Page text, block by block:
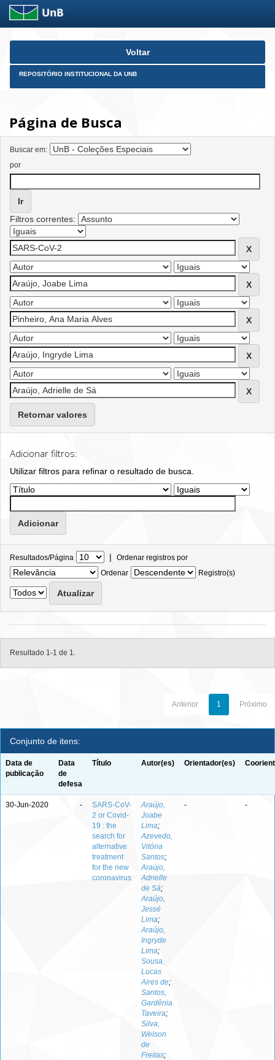
Skip
Voltar
REPOSITÓRIO INSTITUCIONAL DA UNB
Página de Busca
Buscar em:
por
Filtros correntes:
Retornar valores
Adicionar filtros:
Utilizar filtros para refinar o resultado de busca.
Resultados/Página | Ordenar registros por
Ordenar
Registro(s)
Resultado 1-1 de 1.
Anterior 1 Próximo
Conjunto de itens:
Data de
publicação
Data
de
defesa
Título Autor(es) Orientador(es)
30-Jun-2020 -
SARS-CoV-
2 or Covid-
19 : the
search for
alternative
treatment
for the new
coronavirus
Araújo,
Joabe
Lima;
Azevedo,
Vitória
Santos;
Araújo,
Adrielle
de Sá;
Araújo,
Jessé
Lima;
Araújo,
Ingryde
Lima;
Sousa,
Lucas
Aires de;
Santos,
Gardênia
Taveira;
Silva,
Welson
de
Freitas;
- -